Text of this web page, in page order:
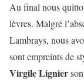
Au final nous
lèvres. Malgré
Lambrays, nous
sont empreints de
Virgile Lignier